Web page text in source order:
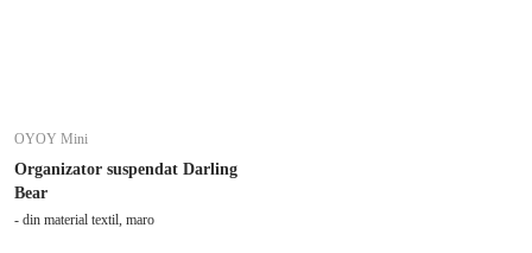
OYOY Mini
Organizator suspendat Darling
Bear
- din material textil, maro